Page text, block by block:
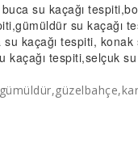
su kaçağı tespiti
,gümüldür su kaçağı
su kaçağı tespiti, konak
kaçağı tespiti,selçuk